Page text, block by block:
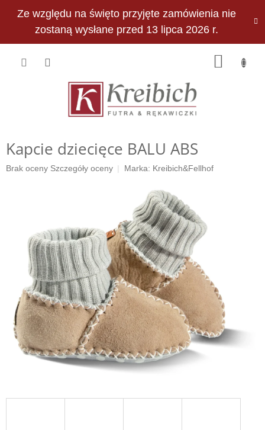
Ze względu na święto przyjęte zamówienia nie
zostaną wysłane przed 13 lipca 2026 r.
PLN
Kapcie dziecięce BALU ABS
Średnia
gwiazdek.
Brak oceny Szczegóły oceny Marka: Kreibich&Fellhof